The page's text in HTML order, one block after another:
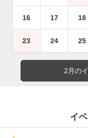
16 17 18
23 24 25
2月の
イ